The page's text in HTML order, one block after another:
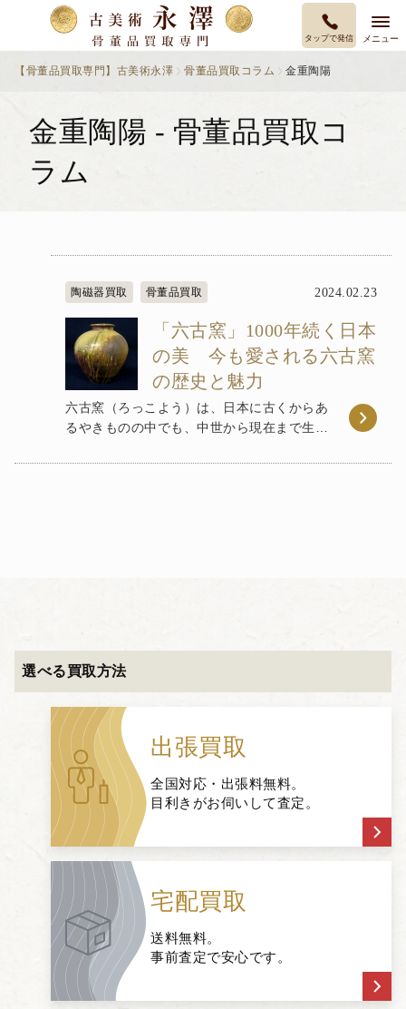
タップで発信 メニュー
【骨董品買取専門】古美術永澤 骨董品買取コラム 金重陶陽
金重陶陽 - 骨董品買取コ
ラム
陶磁器買取 骨董品買取 2024.02.23
「六古窯」1000年続く日本
の美 今も愛される六古窯
の歴史と魅力
六古窯（ろっこよう）は、日本に古くからあ
るやきものの中でも、中世から現在まで生産
丹波、備前）の総称です。 1948年（昭和23
選べる買取方法
出張買取
全国対応・出張料無料。
目利きがお伺いして査定。
宅配買取
送料無料。
事前査定で安心です。